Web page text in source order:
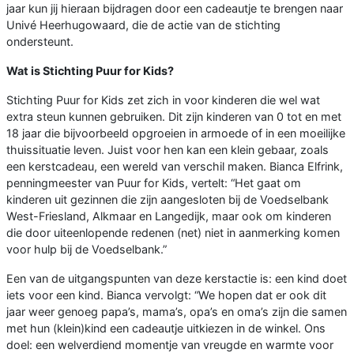
jaar kun jij hieraan bijdragen door een cadeautje te brengen naar
Univé Heerhugowaard, die de actie van de stichting
ondersteunt.
Wat is Stichting Puur for Kids?
Stichting Puur for Kids zet zich in voor kinderen die wel wat
extra steun kunnen gebruiken. Dit zijn kinderen van 0 tot en met
18 jaar die bijvoorbeeld opgroeien in armoede of in een moeilijke
thuissituatie leven. Juist voor hen kan een klein gebaar, zoals
een kerstcadeau, een wereld van verschil maken. Bianca Elfrink,
penningmeester van Puur for Kids, vertelt: “Het gaat om
kinderen uit gezinnen die zijn aangesloten bij de Voedselbank
West-Friesland, Alkmaar en Langedijk, maar ook om kinderen
die door uiteenlopende redenen (net) niet in aanmerking komen
voor hulp bij de Voedselbank.”
Een van de uitgangspunten van deze kerstactie is: een kind doet
iets voor een kind. Bianca vervolgt: “We hopen dat er ook dit
jaar weer genoeg papa’s, mama’s, opa’s en oma’s zijn die samen
met hun (klein)kind een cadeautje uitkiezen in de winkel. Ons
doel: een welverdiend momentje van vreugde en warmte voor